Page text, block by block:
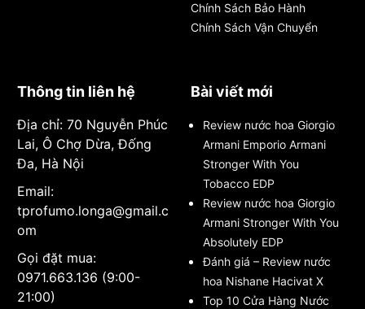
Chính Sách Bảo Hành
Chính Sách Vận Chuyển
Thông tin liên hệ
Địa chỉ: 70 Nguyễn Phúc
Lai, Ô Chợ Dừa, Đống
Đa, Hà Nội
Email:
tprofumo.longa@gmail.c
om
Gọi đặt mua:
0971.663.136 (9:00-
21:00)
Bài viết mới
Review nước hoa Giorgio
Armani Emporio Armani
Stronger With You
Tobacco EDP
Review nước hoa Giorgio
Armani Stronger With You
Absolutely EDP
Đánh giá – Review nước
hoa Nishane Hacivat X
Top 10 Cửa Hàng Nước